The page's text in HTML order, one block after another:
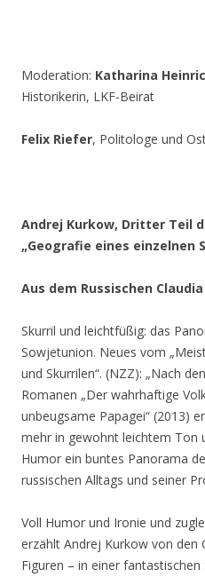
Moderation: Katharina
Historikerin, LKF-Beirat
Felix Riefer, Politologe und
Andrej Kurkow, Dritter Teil
„Geografie eines einzelnen
Aus dem Russischen
Skurril und leichtfüßig: das
Sowjetunion. Neues vom
und Skurrilen“. (NZZ): „Nach
Romanen „Der wahrhaftige
unbeugsame Papagei“ (2013)
mehr in gewohnt leichtem Ton
Humor ein buntes Panorama
russischen Alltags und seiner
Voll Humor und Ironie und
erzählt Andrej Kurkow von den
Figuren – in einer